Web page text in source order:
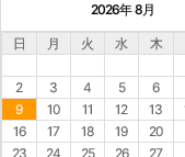
2026年 8月
日 月 火 水 木
2
3 4 5 6
9
10 11 12 13
16
17 18 19 20
23
24 25 26 27